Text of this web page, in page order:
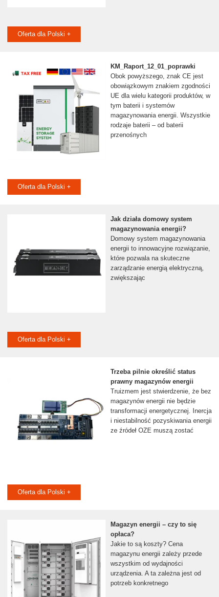
Oferta dla Polski +
KM_Raport_12_01_poprawki
Obok powyższego, znak CE jest
obowiązkowym znakiem zgodności
UE dla wielu kategorii produktów, w
tym baterii i systemów
magazynowania energii. Wszystkie
rodzaje baterii – od baterii
przenośnych
Oferta dla Polski +
Jak działa domowy system
magazynowania energii?
Domowy system magazynowania
energii to innowacyjne rozwiązanie,
które pozwala na skuteczne
zarządzanie energią elektryczną,
zwiększając
Oferta dla Polski +
Trzeba pilnie określić status
prawny magazynów energii
Truizmem jest stwierdzenie, że bez
magazynów energii nie będzie
transformacji energetycznej. Inercja
i niestabilność pozyskiwania energii
ze źródeł OZE muszą zostać
Oferta dla Polski +
Magazyn energii – czy to się
opłaca?
Jakie to są koszty? Cena
magazynu energii zależy przede
wszystkim od wydajności
urządzenia. A ta zależna jest od
potrzeb konkretnego